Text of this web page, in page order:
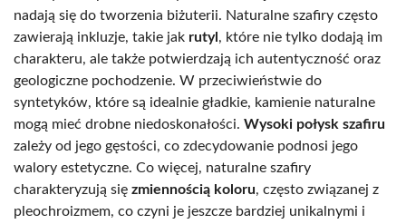
nadają się do tworzenia biżuterii. Naturalne szafiry często
zawierają inkluzje, takie jak rutyl , które nie tylko dodają im
charakteru, ale także potwierdzają ich autentyczność oraz
geologiczne pochodzenie. W przeciwieństwie do
syntetyków, które są idealnie gładkie, kamienie naturalne
mogą mieć drobne niedoskonałości. Wysoki połysk szafiru
zależy od jego gęstości, co zdecydowanie podnosi jego
walory estetyczne. Co więcej, naturalne szafiry
charakteryzują się zmiennością koloru, często związanej z
pleochroizmem, co czyni je jeszcze bardziej unikalnymi i